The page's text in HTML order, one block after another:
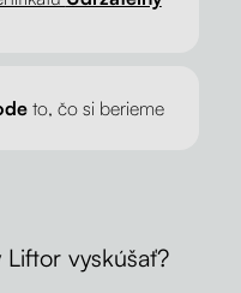
to, čo si berieme
vyskúšať?